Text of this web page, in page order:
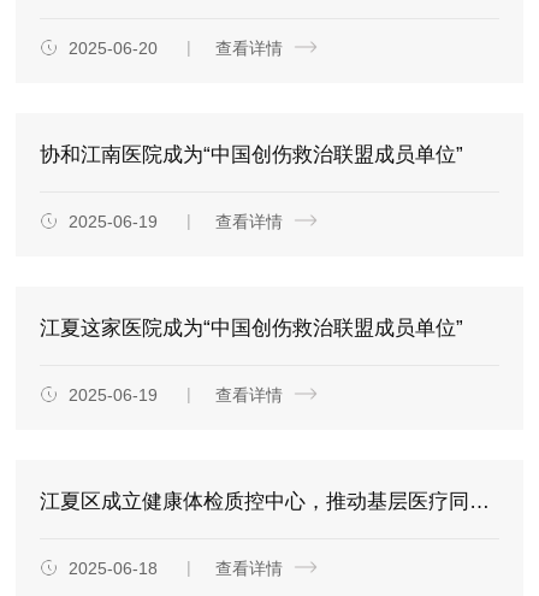
2025-06-20 查看详情
协和江南医院成为“中国创伤救治联盟成员单位”
2025-06-19 查看详情
江夏这家医院成为“中国创伤救治联盟成员单位”
2025-06-19 查看详情
江夏区成立健康体检质控中心，推动基层医疗同质化
2025-06-18 查看详情